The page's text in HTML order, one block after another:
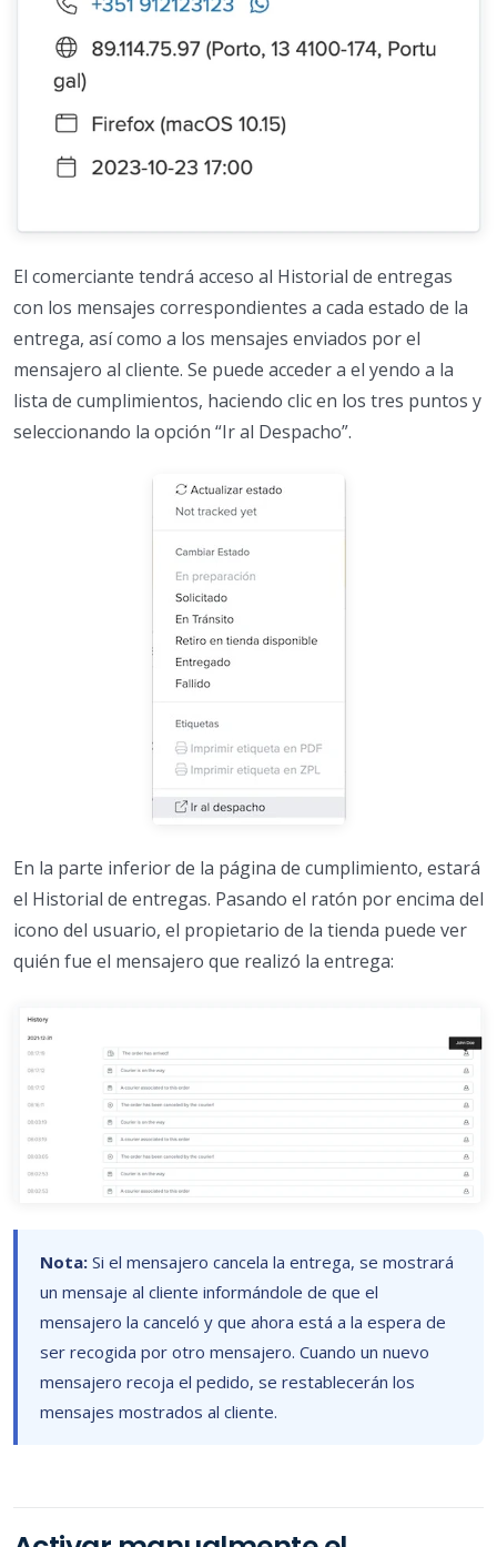
El comerciante tendrá acceso al Historial de entregas
con los mensajes correspondientes a cada estado de la
entrega, así como a los mensajes enviados por el
mensajero al cliente. Se puede acceder a el yendo a la
lista de cumplimientos, haciendo clic en los tres puntos y
seleccionando la opción “Ir al Despacho”.
En la parte inferior de la página de cumplimiento, estará
el Historial de entregas. Pasando el ratón por encima del
icono del usuario, el propietario de la tienda puede ver
quién fue el mensajero que realizó la entrega:
Nota: Si el mensajero cancela la entrega, se mostrará
un mensaje al cliente informándole de que el
mensajero la canceló y que ahora está a la espera de
ser recogida por otro mensajero. Cuando un nuevo
mensajero recoja el pedido, se restablecerán los
mensajes mostrados al cliente.